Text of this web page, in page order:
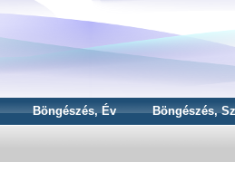
Böngészés, Év Böngészés,